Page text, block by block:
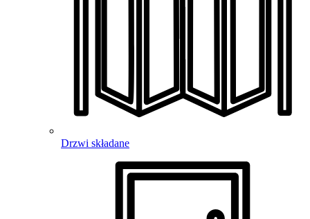
Drzwi składane